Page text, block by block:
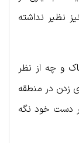
نظیر نداشته
و چه از نظر
زدن در منطقه
دست خود نگه